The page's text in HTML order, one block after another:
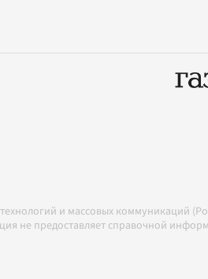
и массовых коммуникаций
не предоставляет справочной